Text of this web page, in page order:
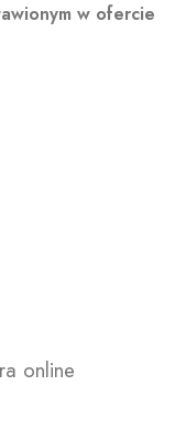
w ofercie
online